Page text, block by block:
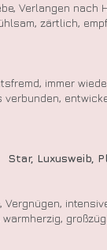
Verlangen nach
zärtlich,
immer
Luxusweib,
Vergnügen,